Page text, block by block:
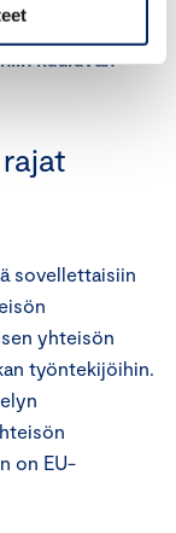
sääntely
kuuluvan
sovellettaisiin
yhteisön
työntekijöihin.
on EU-